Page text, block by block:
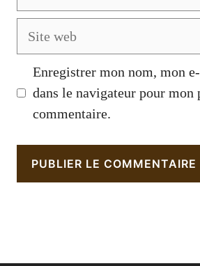
Enregistrer mon nom, mon
dans le navigateur pour mon
commentaire.